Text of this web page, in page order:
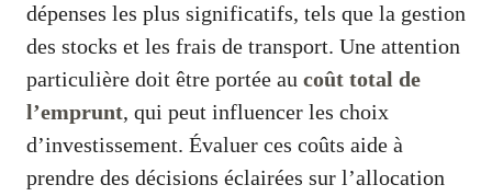
dépenses les plus significatifs, tels que la gestion
des stocks et les frais de transport. Une attention
particulière doit être portée au coût total de
l’emprunt, qui peut influencer les choix
d’investissement. Évaluer ces coûts aide à
prendre des décisions éclairées sur l’allocation